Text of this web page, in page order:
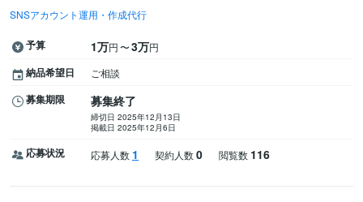
SNSアカウント運用・作成代行
予算 1万円〜3万円
納品希望日 ご相談
募集期限 募集終了
締切日 2025年12月13日
掲載日 2025年12月6日
応募状況 応募人数 1 契約人数0 閲覧数 116